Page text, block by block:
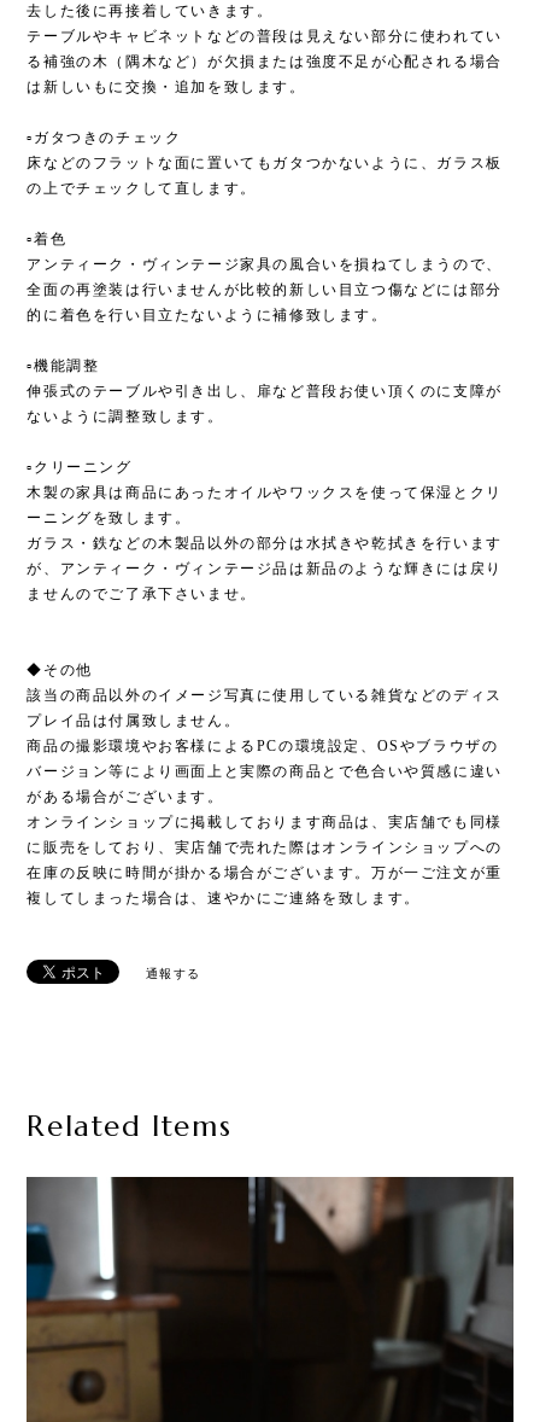
去した後に再接着していきます。
テーブルやキャビネットなどの普段は見えない部分に使われてい
る補強の木（隅木など）が欠損または強度不足が心配される場合
は新しいもに交換・追加を致します。
▫︎ガタつきのチェック
床などのフラットな面に置いてもガタつかないように、ガラス板
の上でチェックして直します。
▫︎着色
アンティーク・ヴィンテージ家具の風合いを損ねてしまうので、
全面の再塗装は行いませんが比較的新しい目立つ傷などには部分
的に着色を行い目立たないように補修致します。
▫︎機能調整
伸張式のテーブルや引き出し、扉など普段お使い頂くのに支障が
ないように調整致します。
▫︎クリーニング
木製の家具は商品にあったオイルやワックスを使って保湿とクリ
ーニングを致します。
ガラス・鉄などの木製品以外の部分は水拭きや乾拭きを行います
が、アンティーク・ヴィンテージ品は新品のような輝きには戻り
ませんのでご了承下さいませ。
◆その他
該当の商品以外のイメージ写真に使用している雑貨などのディス
プレイ品は付属致しません。
商品の撮影環境やお客様によるPCの環境設定、OSやブラウザの
バージョン等により画面上と実際の商品とで色合いや質感に違い
がある場合がございます。
オンラインショップに掲載しております商品は、実店舗でも同様
に販売をしており、実店舗で売れた際はオンラインショップへの
在庫の反映に時間が掛かる場合がございます。万が一ご注文が重
複してしまった場合は、速やかにご連絡を致します。
通報する
Related Items